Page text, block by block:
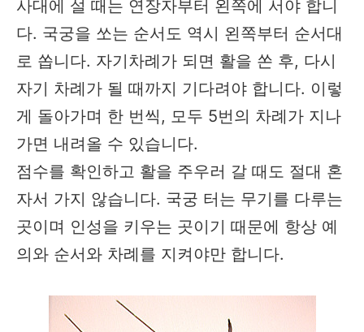
사대에 설 때는 연장자부터 왼쪽에 서야 합니
다. 국궁을 쏘는 순서도 역시 왼쪽부터 순서대
로 쏩니다. 자기차례가 되면 활을 쏜 후, 다시
자기 차례가 될 때까지 기다려야 합니다. 이렇
게 돌아가며 한 번씩, 모두 5번의 차례가 지나
가면 내려올 수 있습니다.
점수를 확인하고 활을 주우러 갈 때도 절대 혼
자서 가지 않습니다. 국궁 터는 무기를 다루는
곳이며 인성을 키우는 곳이기 때문에 항상 예
의와 순서와 차례를 지켜야만 합니다.